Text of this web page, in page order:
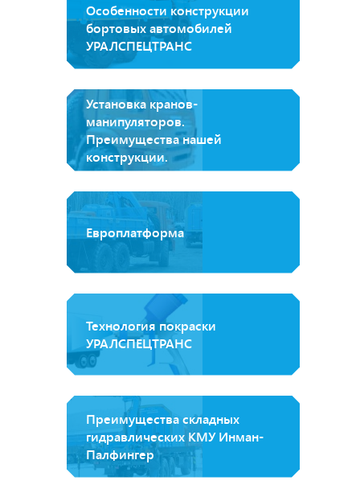
Особенности конструкции
бортовых автомобилей
УРАЛСПЕЦТРАНС
Установка кранов-
манипуляторов.
Преимущества нашей
конструкции.
Европлатформа
Технология покраски
УРАЛСПЕЦТРАНС
Преимущества складных
гидравлических КМУ Инман-
Палфингер